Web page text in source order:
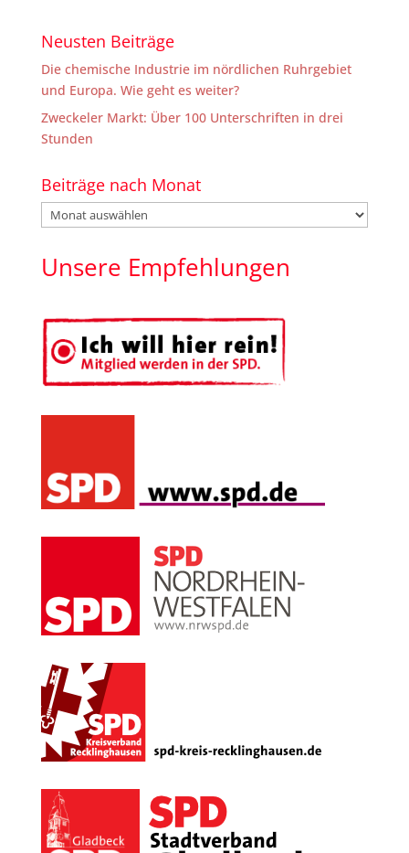
Neusten Beiträge
Die chemische Industrie im nördlichen Ruhrgebiet
und Europa. Wie geht es weiter?
Zweckeler Markt: Über 100 Unterschriften in drei
Stunden
Beiträge nach Monat
Beiträge
nach
Unsere Empfehlungen